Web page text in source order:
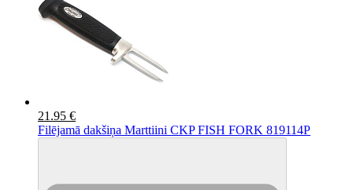
21.95 €
Filējamā dakšiņa Marttiini CKP FISH FORK 819114P